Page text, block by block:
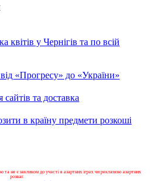
у Чернігів та по всій
«Прогресу» до «України»
та доставка
в країну предмети розкоші
не є закликом до участі в азартних іграх чи рекламою азартних
розваг.